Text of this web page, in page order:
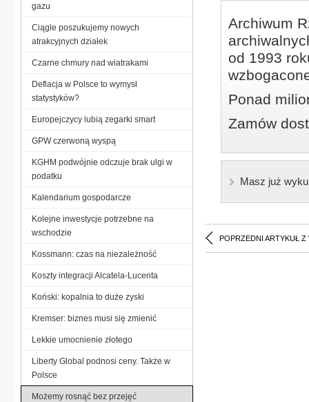
Archiwum
od 1993
Ponad
Zamów
Masz już
POPRZEDNI ARTYKUŁ Z
gazu
Ciągle poszukujemy nowych
atrakcyjnych działek
Czarne chmury nad wiatrakami
Deflacja w Polsce to wymysł
statystyków?
Europejczycy lubią zegarki smart
GPW czerwoną wyspą
KGHM podwójnie odczuje brak ulgi w
podatku
Kalendarium gospodarcze
Kolejne inwestycje potrzebne na
wschodzie
Kossmann: czas na niezależność
Koszty integracji Alcatela-Lucenta
Koński: kopalnia to duże zyski
Kremser: biznes musi się zmienić
Lekkie umocnienie złotego
Liberty Global podnosi ceny. Także w
Polsce
Możemy rosnąć bez przejęć